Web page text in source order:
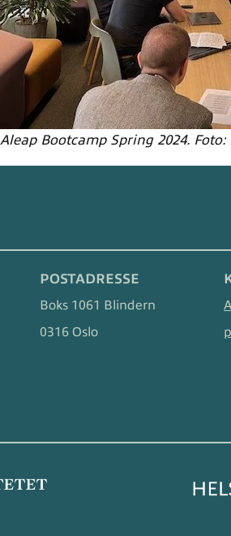
Aleap Bootcamp Spring 2024. Foto:
POSTADRESSE
Boks 1061 Blindern
0316 Oslo